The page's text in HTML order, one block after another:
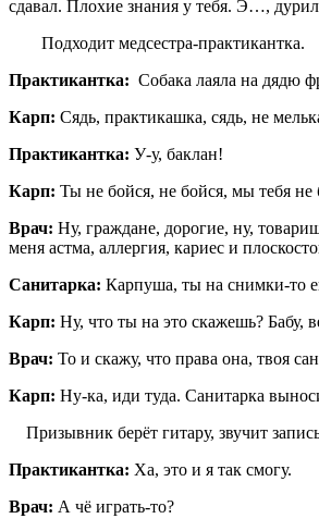
сдавал. Плохие знания у тебя. Э…,
Подходит медсестра-практикантка.
Практикантка: Собака лаяла на дядю
Карп: Сядь, практикашка, сядь, не
Практикантка: У-у, баклан!
Карп: Ты не бойся, не бойся, мы тебя
Врач: Ну, граждане, дорогие, ну,
меня астма, аллергия, кариес и
Санитарка: Карпуша, ты на снимки-то
Карп: Ну, что ты на это скажешь? Бабу,
Врач: То и скажу, что права она, твоя
Карп: Ну-ка, иди туда. Санитарка
Призывник берёт гитару, звучит
Практикантка: Ха, это и я так смогу.
Врач: А чё играть-то?